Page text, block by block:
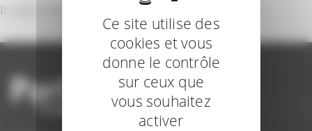
It seems we can’t find what you’re looking for.
Ce site utilise des
cookies et vous
donne le contrôle
sur ceux que
vous souhaitez
activer